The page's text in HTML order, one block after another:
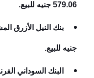
579.06 جنيه للبيع.
جنيه للبيع.